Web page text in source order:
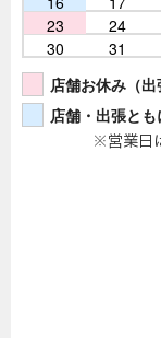
23
24
30
31
店舗お休み（出
店舗・出張と
※営業日